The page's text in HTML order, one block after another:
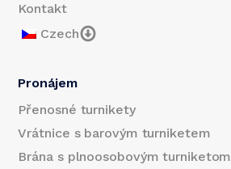
Kontakt
Czech
Pronájem
Přenosné turnikety
Vrátnice s barovým turniketem
Brána s plnoosobovým turniketom